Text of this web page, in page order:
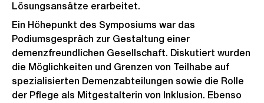
Lösungsansätze erarbeitet.
Ein Höhepunkt des Symposiums war das
Podiumsgespräch zur Gestaltung einer
demenzfreundlichen Gesellschaft. Diskutiert wurden
die Möglichkeiten und Grenzen von Teilhabe auf
spezialisierten Demenzabteilungen sowie die Rolle
der Pflege als Mitgestalterin von Inklusion. Ebenso